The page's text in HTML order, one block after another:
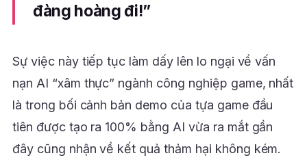
đàng hoàng đi!”
Sự việc này tiếp tục làm dấy lên lo ngại về vấn
nạn AI “xâm thực” ngành công nghiệp game, nhất
là trong bối cảnh bản demo của tựa game đầu
tiên được tạo ra 100% bằng AI vừa ra mắt gần
đây cũng nhận về kết quả thảm hại không kém.